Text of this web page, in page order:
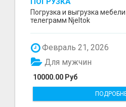
Погрузка и выгрузка
телеграмм Njeltok
Февраль 21, 2026
10000.00 Руб
Для мужчин